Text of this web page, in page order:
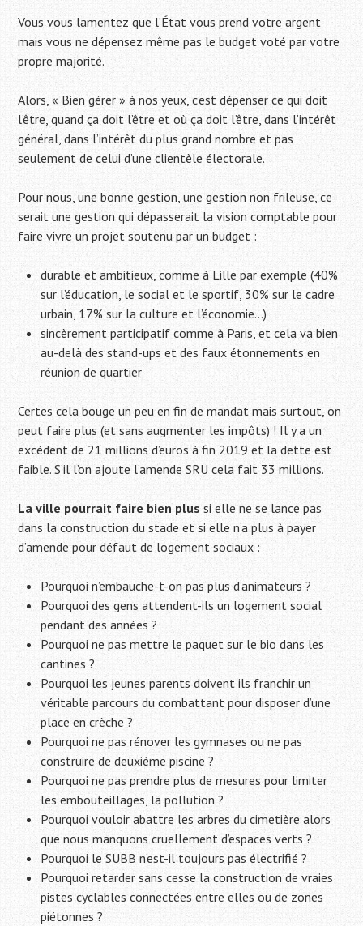
Vous vous lamentez que l’État vous prend votre argent
mais vous ne dépensez même pas le budget voté par votre
propre majorité.
Alors, « Bien gérer » à nos yeux, c’est dépenser ce qui doit
l’être, quand ça doit l’être et où ça doit l’être, dans l’intérêt
général, dans l’intérêt du plus grand nombre et pas
seulement de celui d’une clientèle électorale.
Pour nous, une bonne gestion, une gestion non frileuse, ce
serait une gestion qui dépasserait la vision comptable pour
faire vivre un projet soutenu par un budget :
durable et ambitieux, comme à Lille par exemple (40%
sur l’éducation, le social et le sportif, 30% sur le cadre
urbain, 17% sur la culture et l’économie…)
sincèrement participatif comme à Paris, et cela va bien
au-delà des stand-ups et des faux étonnements en
réunion de quartier
Certes cela bouge un peu en fin de mandat mais surtout, on
peut faire plus (et sans augmenter les impôts) ! Il y a un
excédent de 21 millions d’euros à fin 2019 et la dette est
faible. S’il l’on ajoute l’amende SRU cela fait 33 millions.
La ville pourrait faire bien plus si elle ne se lance pas
dans la construction du stade et si elle n’a plus à payer
d’amende pour défaut de logement sociaux :
Pourquoi n’embauche-t-on pas plus d’animateurs ?
Pourquoi des gens attendent-ils un logement social
pendant des années ?
Pourquoi ne pas mettre le paquet sur le bio dans les
cantines ?
Pourquoi les jeunes parents doivent ils franchir un
véritable parcours du combattant pour disposer d’une
place en crèche ?
Pourquoi ne pas rénover les gymnases ou ne pas
construire de deuxième piscine ?
Pourquoi ne pas prendre plus de mesures pour limiter
les embouteillages, la pollution ?
Pourquoi vouloir abattre les arbres du cimetière alors
que nous manquons cruellement d’espaces verts ?
Pourquoi le SUBB n’est-il toujours pas électrifié ?
Pourquoi retarder sans cesse la construction de vraies
pistes cyclables connectées entre elles ou de zones
piétonnes ?